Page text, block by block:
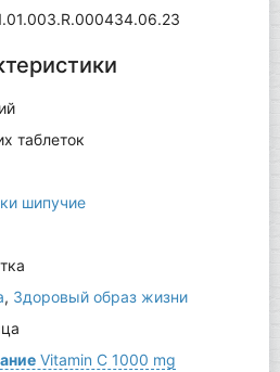
таблеток
шипучие
, Здоровый образ жизни
Vitamin C 1000 mg